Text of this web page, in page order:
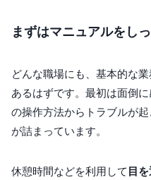
まずはマニュアルをし
どんな職場にも、基本的な
あるはずです。最初は面倒
の操作方法からトラブルが
が詰まっています。
休憩時間などを利用して 目